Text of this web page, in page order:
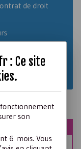
de droit
: Ce site
.
son
6 mois. Vous